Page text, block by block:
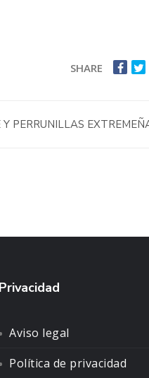
SHARE
PERRUNILLAS
Privacidad
Aviso legal
Política de privacidad